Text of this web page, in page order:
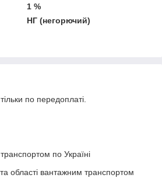
1 %
НГ (негорючий)
по передоплаті.
по Україні
області вантажним транспортом